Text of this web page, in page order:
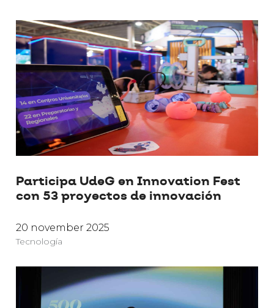
Participa UdeG en Innovation Fest
con 53 proyectos de innovación
20 november 2025
Tecnología